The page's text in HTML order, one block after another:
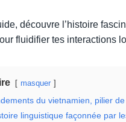
découvre l’histoire
fluidifier tes interactions
masquer
du vietnamien, pilier de
linguistique façonnée par